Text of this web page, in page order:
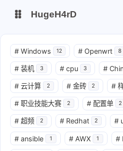
博客 云盘主线
云盘备线
Gitee Page Github
HugeH4rD
# Windows 12 # Openwrt 8
# 装机 3 # cpu 3 #
# 云计算 2 # 金砖 2 #
# 职业技能大赛 2 # 配置单 2
# 超频 2 # Redhat 2 #
# ansible 1 # AWX 1 #